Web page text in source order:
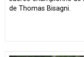
de Thomas Bisagni.